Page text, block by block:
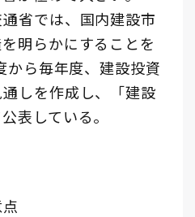
省では、国内建設市
明らかにすることを
から毎年度、建設投資
しを作成し、「建設
表している。